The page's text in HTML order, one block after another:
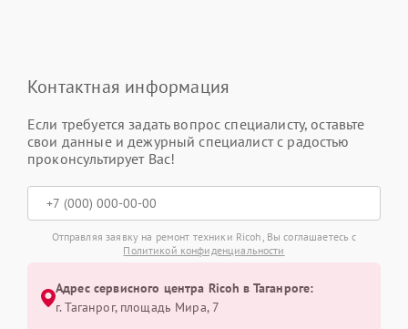
Контактная информация
Если требуется задать вопрос специалисту, оставьте
свои данные и дежурный специалист с радостью
проконсультирует Вас!
Отправляя заявку на ремонт техники Ricoh, Вы соглашаетесь с
Политикой конфиденциальности
Адрес сервисного центра Ricoh в Таганроге:
г. Таганрог, площадь Мира, 7